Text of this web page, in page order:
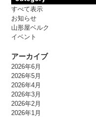
すべて表示
お知らせ
山形屋ベルク
イベント
アーカイブ
2026年6月
2026年5月
2026年4月
2026年3月
2026年2月
2026年1月